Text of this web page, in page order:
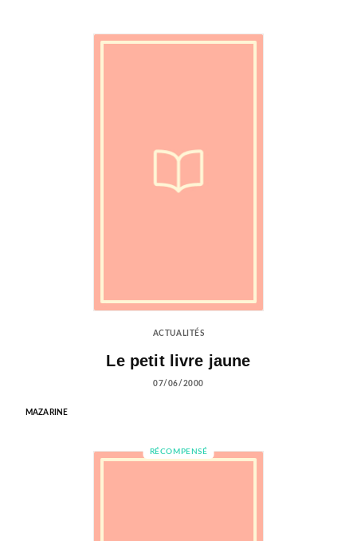
ACTUALITÉS
Le petit livre jaune
07/06/2000
MAZARINE
RÉCOMPENSÉ